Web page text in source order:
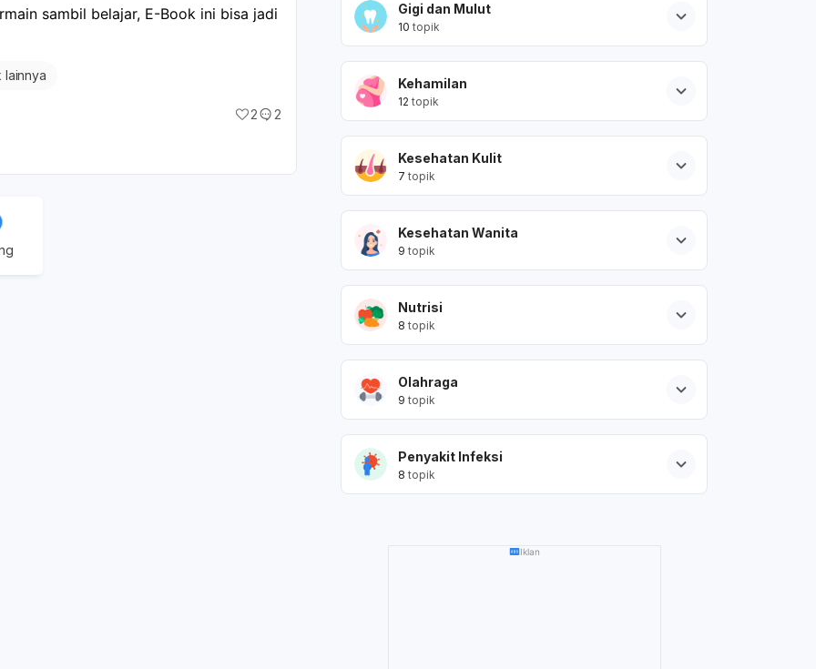
sambil belajar, E-Book ini bisa jadi
lainnya
2 2
Gigi dan Mulut
10 topik
Kehamilan
12 topik
Kesehatan Kulit
7 topik
Kesehatan Wanita
9 topik
Nutrisi
8 topik
Olahraga
9 topik
Penyakit Infeksi
8 topik
Iklan